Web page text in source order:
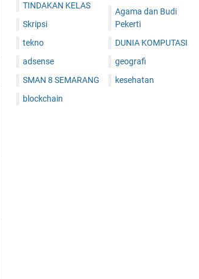
TINDAKAN KELAS
Skripsi
tekno
adsense
SMAN 8 SEMARANG
blockchain
Agama dan Budi
Pekerti
DUNIA KOMPUTASI
geografi
kesehatan